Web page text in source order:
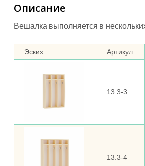
Описание
Вешалка выполняется в
Эскиз Артикул
13.3-3
13.3-4